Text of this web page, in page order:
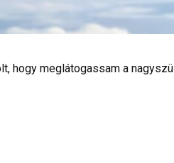
hogy meglátogassam a